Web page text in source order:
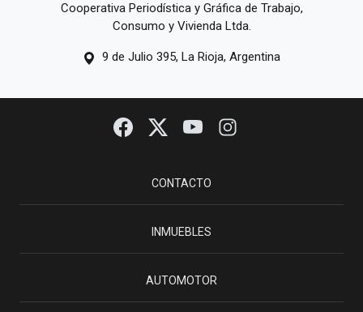
Cooperativa Periodística y Gráfica de Trabajo,
Consumo y Vivienda Ltda.
9 de Julio 395, La Rioja, Argentina
CONTACTO
INMUEBLES
AUTOMOTOR